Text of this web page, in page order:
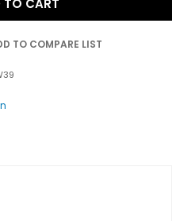
TO CART
TO COMPARE LIST